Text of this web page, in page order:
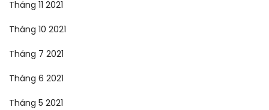
Tháng 11 2021
Tháng 10 2021
Tháng 7 2021
Tháng 6 2021
Tháng 5 2021